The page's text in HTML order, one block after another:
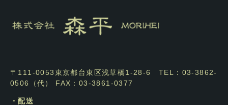
〒111-0053東京都台東区浅草橋1-28-6 TEL：03-3862-
0506（代） FAX：03-3861-0377
・配送